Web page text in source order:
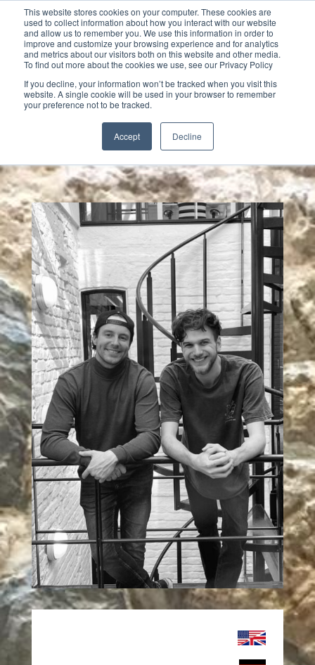
This website stores cookies on your computer. These cookies are
used to collect information about how you interact with our website
and allow us to remember you. We use this information in order to
improve and customize your browsing experience and for analytics
and metrics about our visitors both on this website and other media.
To find out more about the cookies we use, see our Privacy Policy
If you decline, your information won’t be tracked when you visit this
website. A single cookie will be used in your browser to remember
your preference not to be tracked.
Accept Decline
Select Page